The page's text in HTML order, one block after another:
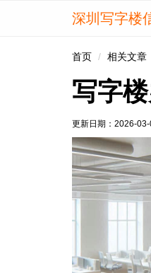
深圳写字楼
首页 相关文章
写字
更新日期： 2026-